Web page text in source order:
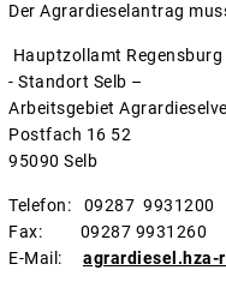
Der Agrardieselantrag
Hauptzollamt Regensburg
- Standort Selb –
Arbeitsgebiet
Postfach 16 52
95090 Selb
Telefon: 09287 9931200
Fax: 09287 9931260
E-Mail: agrardiesel.hza-